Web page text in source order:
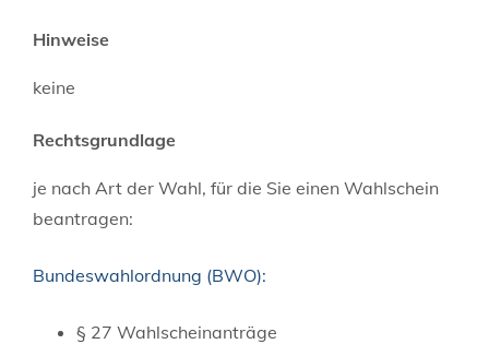
Hinweise
keine
Rechtsgrundlage
je nach Art der Wahl, für die Sie einen Wahlschein
beantragen:
Bundeswahlordnung (BWO):
§ 27 Wahlscheinanträge